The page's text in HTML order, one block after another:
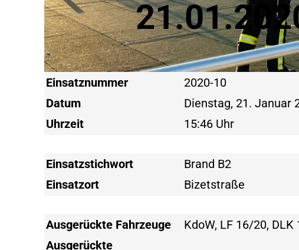
Einsatznummer
2020-10
Datum
Dienstag, 21. Januar
Uhrzeit
15:46 Uhr
Einsatzstichwort
Brand B2
Einsatzort
Bizetstraße
Ausgerückte Fahrzeuge
KdoW, LF 16/20,
Ausgerückte